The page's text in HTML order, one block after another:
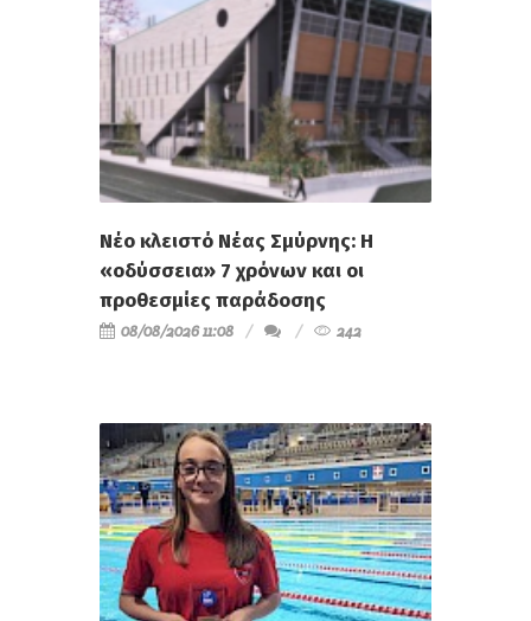
Νέο κλειστό Νέας Σμύρνης: Η
«οδύσσεια» 7 χρόνων και οι
προθεσμίες παράδοσης
08/08/2026 11:08 242